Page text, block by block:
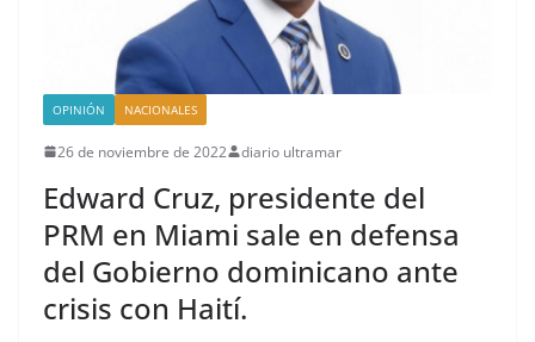
OPINIÓN NACIONALES
26 de noviembre de 2022 diario ultramar
Edward Cruz, presidente del
PRM en Miami sale en defensa
del Gobierno dominicano ante
crisis con Haití.